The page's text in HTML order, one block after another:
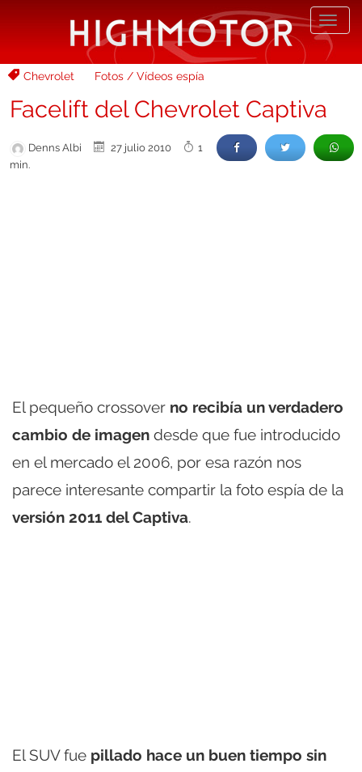
Chevrolet Fotos / Vídeos espía
Facelift del Chevrolet Captiva
Denns Albi 27 julio 2010
1
min.
El pequeño crossover no recibía un verdadero
cambio de imagen desde que fue introducido
en el mercado el 2006, por esa razón nos
parece interesante compartir la foto espía de la
versión 2011 del Captiva.
El SUV fue pillado hace un buen tiempo sin